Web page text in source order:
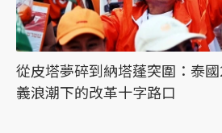
從皮塔夢碎到納塔蓬突圍：泰
義浪潮下的改革十字路口